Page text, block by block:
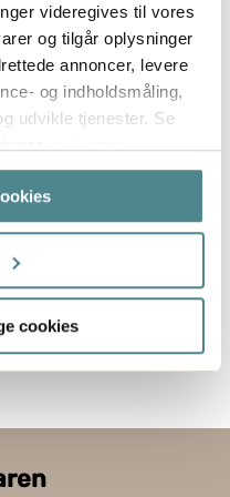
videregives til vores
og tilgår oplysninger
annoncer, levere
og indholdsmåling,
udvikle tjenester. Se
dit samtykke
vores
trykke på "Privacy
om din placering,
cookies